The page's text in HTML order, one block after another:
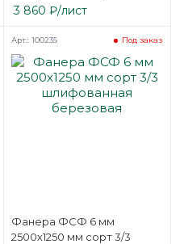
3 860 ₽/лист
Фанера ФСФ 6 мм
2500х1250 мм сорт 3/3
Под заказ
Арт.: 100235